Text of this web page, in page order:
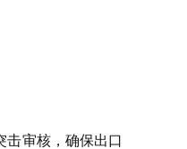
审核，确保出口